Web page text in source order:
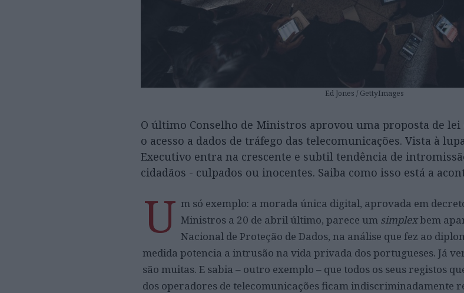
Ed Jones / GettyImages
O último Conselho de Ministros aprovou uma proposta de lei
o acesso a dados de tráfego das telecomunicações. Vista à
Executivo entra na crescente e subtil tendência de
cidadãos - culpados ou inocentes. Saiba como isso está a
U m só exemplo: a morada única digital, aprovada em
Ministros a 20 de abril último, parece um simplexbem
Nacional de Proteção de Dados, na análise que fez ao
medida potencia a intrusão na vida privada dos portugueses. Já
são muitas. E sabia – outro exemplo – que todos os seus registos
dos operadores de telecomunicações ficam indiscriminadamente